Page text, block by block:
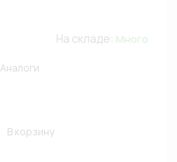
На складе: Много
Аналоги
В корзину